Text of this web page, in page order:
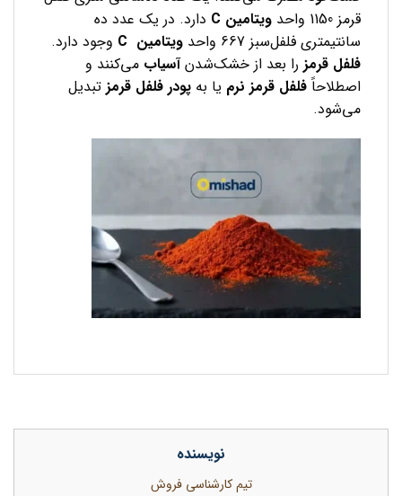
قرمز 1150 واحد
ویتامین C دارد. در یک عدد ده
سانتیمتری فلفل‌سبز 667 واحد
ویتامین C وجود دارد.
فلفل قرمز را بعد از خشک‌شدنآسیاب می‌کنند و
اصطلاحاً فلفل قرمز نرم یا به پودر فلفل قرمز تبدیل
می‌شود.
نویسنده
تیم کارشناسی فروش